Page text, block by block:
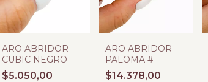
ARO ABRIDOR
CUBIC NEGRO
$5.050,00
ARO ABRIDOR
PALOMA #
$14.378,00